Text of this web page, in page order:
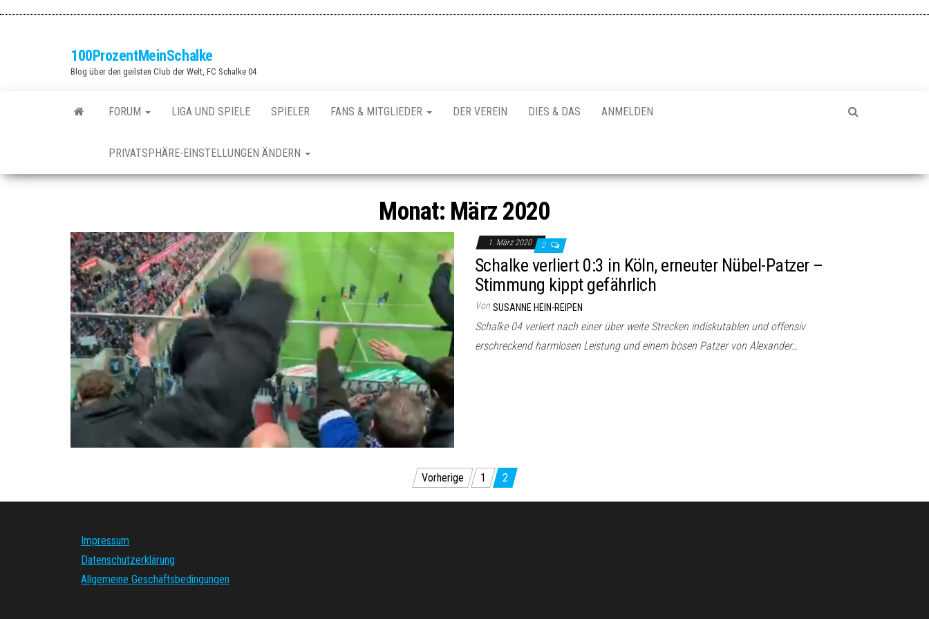
100ProzentMeinSchalke
Blog über den geilsten Club der Welt, FC Schalke 04
FORUM LIGA UND SPIELE SPIELER FANS & MITGLIEDER DER VEREIN DIES & DAS ANMELDEN
PRIVATSPHÄRE-EINSTELLUNGEN ÄNDERN
Monat: März 2020
1. März 2020 2
Schalke verliert 0:3 in Köln, erneuter Nübel-Patzer –
Stimmung kippt gefährlich
Von SUSANNE HEIN-REIPEN
Schalke 04 verliert nach einer über weite Strecken indiskutablen und offensiv
erschreckend harmlosen Leistung und einem bösen Patzer von Alexander…
der
Vorherige 1 2
Impressum
Datenschutzerklärung
Allgemeine Geschäftsbedingungen